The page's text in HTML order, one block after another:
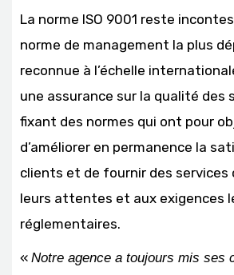
La norme ISO 9001 reste
norme de management la plus
reconnue à l’échelle
une assurance sur la qualité des
fixant des normes qui ont pour
d’améliorer en permanence la
clients et de fournir des services
leurs attentes et aux exigences
réglementaires.
« Notre agence a toujours mis ses